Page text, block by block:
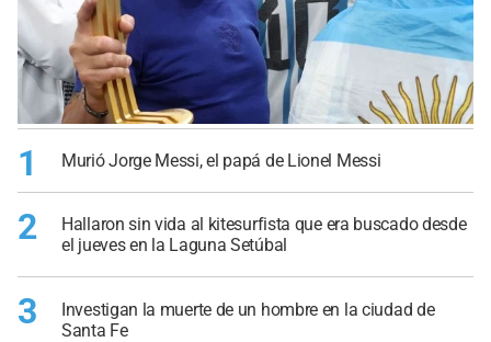
1 Murió Jorge Messi, el papá de Lionel Messi
2
Hallaron sin vida al kitesurfista que era buscado desde
el jueves en la Laguna Setúbal
3
Investigan la muerte de un hombre en la ciudad de
Santa Fe